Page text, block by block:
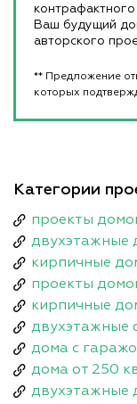
контрафактного
Ваш будущий
авторского
** Предложение
которых
Категории
проекты
двухэтажные
кирпичные
проекты
кирпичные
двухэтажные
дома с
дома от 250
двухэтажные